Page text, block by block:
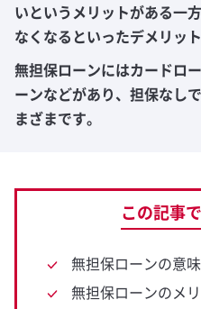
いというメリットがある一
なくなるといったデメリッ
無担保ローンにはカードロ
ーンなどがあり、担保なし
まざまです。
この記事
無担保ローンの意
無担保ローンのメ